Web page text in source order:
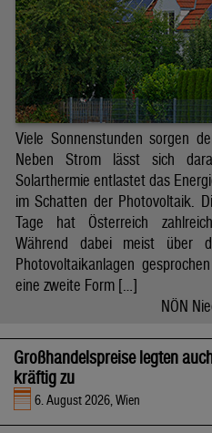
Viele Sonnenstunden sorgen
Neben Strom lässt sich
Solarthermie entlastet das
im Schatten der Photovoltaik.
Tage hat Österreich
Während dabei meist über
Photovoltaikanlagen
eine zweite Form […]
NÖN
Großhandelspreise legten
kräftig zu
6. August 2026, Wien